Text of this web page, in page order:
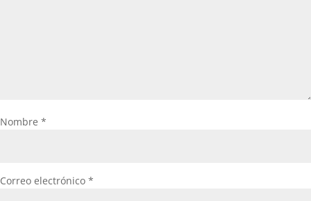
Nombre *
Correo electrónico *